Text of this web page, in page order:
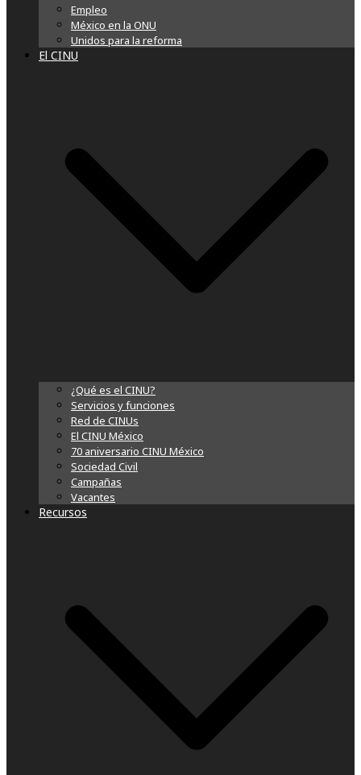
Empleo
México en la ONU
Unidos para la reforma
El CINU
¿Qué es el CINU?
Servicios y funciones
Red de CINUs
El CINU México
70 aniversario CINU México
Sociedad Civil
Campañas
Vacantes
Recursos